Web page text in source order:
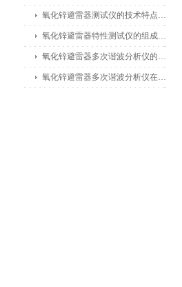
氧化锌避雷器测试仪的技术特点体现在哪些方面？
氧化锌避雷器特性测试仪的组成部分及其作用
氧化锌避雷器多次谐波分析仪的主要功能及应用领域
氧化锌避雷器多次谐波分析仪在电力公司和变电站中的应用